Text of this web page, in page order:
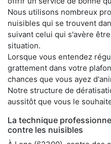
Nous utilisons nombreux
nuisibles qui se trouvent
suivant celui qui s'avère
situation.
Lorsque vous entendez
grattement dans votre
chances que vous ayez
Notre structure de
aussitôt que vous le
La technique
contre les nuisibles